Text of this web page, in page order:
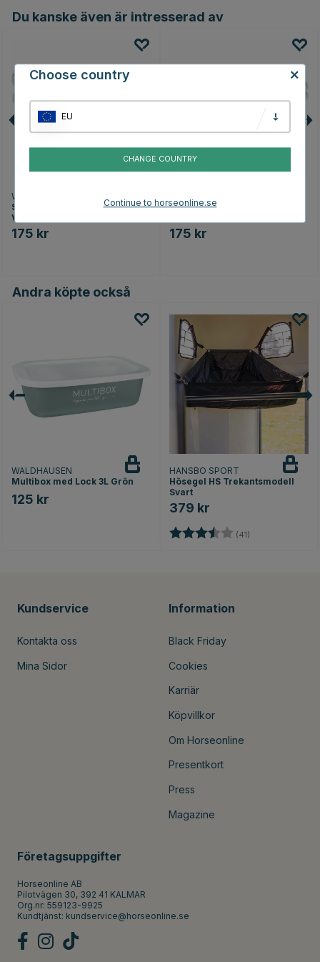
Du kanske även är intresserad av
WALDHAUSEN
Sporrar med Remmar Crystal
Vit/Silver
175 kr
Sporrar med Remmar Crystal
175 kr
Andra köpte också
WALDHAUSEN
Multibox med Lock 3L Grön
125 kr
HANSBO SPORT
Hösegel HS Trekantsmodell
Svart
379 kr
Betyg: (41)
Kundservice
Kontakta oss
Mina Sidor
Information
Black Friday
Cookies
Karriär
Köpvillkor
Om Horseonline
Presentkort
Press
Magazine
Företagsuppgifter
Horseonline AB
Pilotvägen 30, 392 41 KALMAR
Org.nr: 559123-9925
Kundtjänst: kundservice@horseonline.se
Choose country
EU
CHANGE COUNTRY
Continue to horseonline.se